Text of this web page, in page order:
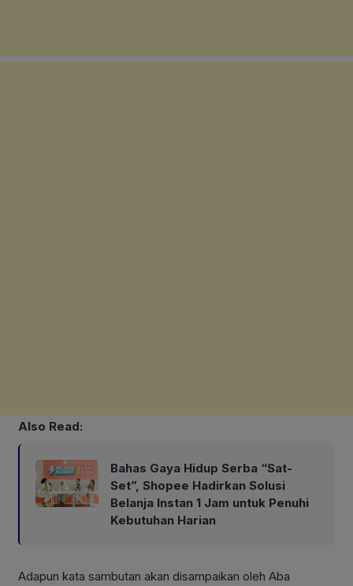
Also Read:
Bahas Gaya Hidup Serba “Sat-
Set”, Shopee Hadirkan Solusi
Belanja Instan 1 Jam untuk Penuhi
Kebutuhan Harian
Adapun kata sambutan akan disampaikan oleh Aba